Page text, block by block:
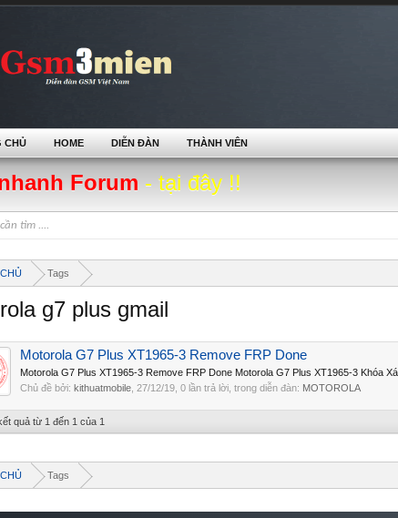
Forum - tại đây !!
Tags
g7 plus gmail
Motorola G7 Plus XT1965-3 Remove FRP Done
Motorola G7 Plus XT1965-3 Remove FRP Done Motorola G7 Plus XT1965-3 Khóa
Chủ đề bởi: kithuatmobile 27/12/19 , 0 lần trả lời, trong diễn đàn: MOTOROLA
quả từ 1 đến 1 của 1
Tags
CHỦ HOME DIỄN ĐÀN THÀNH VIÊN